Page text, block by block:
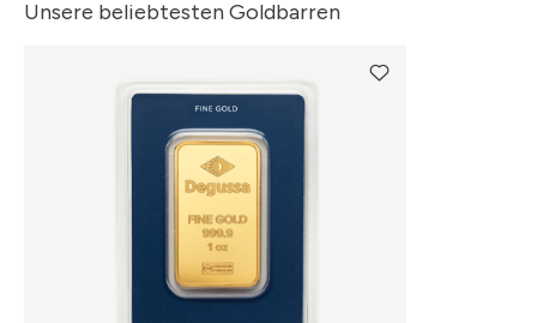
Unsere beliebtesten Goldbarren